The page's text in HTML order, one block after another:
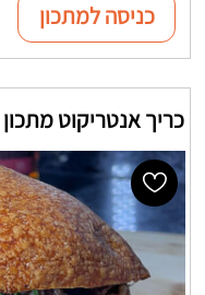
כניסה למתכון
כריך אנטריקוט מתכון